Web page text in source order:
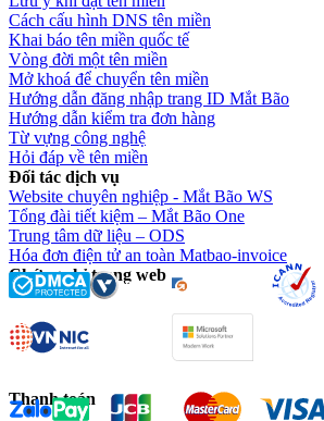
Cách cấu hình DNS tên miền
Khai báo tên miền quốc tế
Vòng đời một tên miền
Mở khoá để chuyển tên miền
Hướng dẫn đăng nhập trang ID Mắt Bão
Hướng dẫn kiểm tra đơn hàng
Từ vựng công nghệ
Hỏi đáp về tên miền
Đối tác dịch vụ
Website chuyên nghiệp - Mắt Bão WS
Tổng đài tiết kiệm – Mắt Bão One
Trung tâm dữ liệu – ODS
Hóa đơn điện tử an toàn Matbao-invoice
Chứng chỉ trang web
Thanh toán